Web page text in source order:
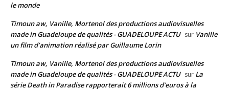
le monde
Timoun aw, Vanille, Mortenol des productions audiovisuelles
made in Guadeloupe de qualités - GUADELOUPE ACTU sur Vanille
un film d’animation réalisé par Guillaume Lorin
Timoun aw, Vanille, Mortenol des productions audiovisuelles
made in Guadeloupe de qualités - GUADELOUPE ACTU sur La
série Death in Paradise rapporterait 6 millions d’euros à la